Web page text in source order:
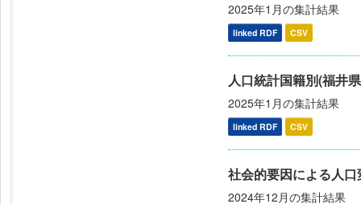
2025年1月の集計結果
linked RDF CSV
人口統計国籍別(福井
2025年1月の集計結果
linked RDF CSV
社会的要因による人
2024年12月の集計結果